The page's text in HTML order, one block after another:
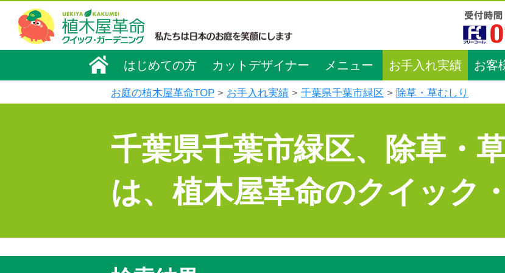
はじめての方 カットデザイナー メニュー お手入れ実績 お客
お庭の植木屋革命TOP お手入れ実績 千葉県千葉市緑区 除草・草むしり
千葉県千葉市緑区、除草・
は、植木屋革命のクイック